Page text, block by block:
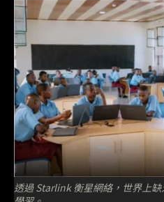
透過 Starlink 衡星網絡，世界上